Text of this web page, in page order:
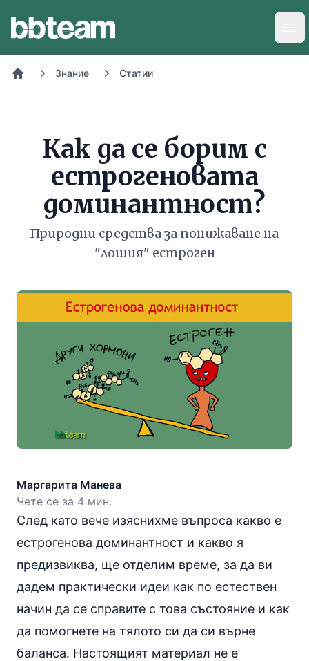
Знание Статии
Как да се борим с
естрогеновата
доминантност?
Природни средства за понижаване на
"лошия" естроген
Маргарита Манева
Чете се за 4 мин.
След като вече изяснихме въпроса какво е
естрогенова доминантност и какво я
предизвиква, ще отделим време, за да ви
дадем практически идеи как по естествен
начин да се справите с това състояние и как
да помогнете на тялото си да си върне
баланса. Настоящият материал не е